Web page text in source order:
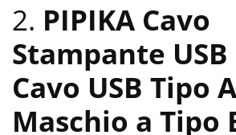
2. PIPIKA Cavo
Stampante
Cavo USB Tipo A
Maschio a Tipo